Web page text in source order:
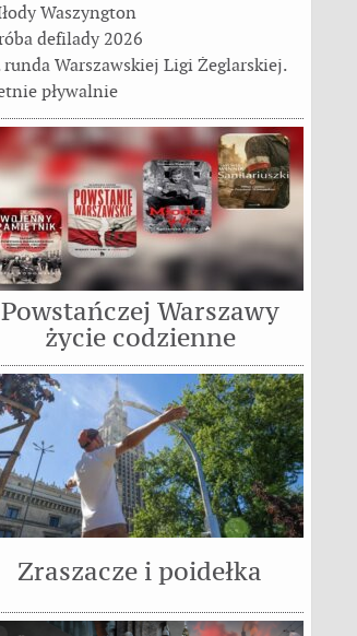
Waszyngton
defilady 2026
runda Warszawskiej Ligi Żeglarskiej.
pływalnie
Powstańczej Warszawy
życie codzienne
Zraszacze i poidełka